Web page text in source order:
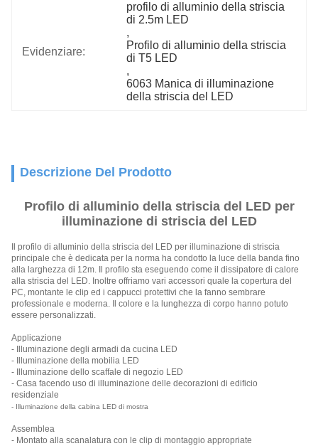
Evidenziare:
profilo di alluminio della striscia
di 2.5m LED
,
Profilo di alluminio della striscia
di T5 LED
,
6063 Manica di illuminazione
della striscia del LED
Descrizione Del Prodotto
Profilo di alluminio della striscia del LED per
illuminazione di striscia del LED
Il profilo di alluminio della striscia del LED per illuminazione di striscia
principale che è dedicata per la norma ha condotto la luce della banda fino
alla larghezza di 12m. Il profilo sta eseguendo come il dissipatore di calore
alla striscia del LED. Inoltre offriamo vari accessori quale la copertura del
PC, montante le clip ed i cappucci protettivi che la fanno sembrare
professionale e moderna. Il colore e la lunghezza di corpo hanno potuto
essere personalizzati.
Applicazione
- Illuminazione degli armadi da cucina LED
- Illuminazione della mobilia LED
- Illuminazione dello scaffale di negozio LED
- Casa facendo uso di illuminazione delle decorazioni di edificio
residenziale
- Illuminazione della cabina LED di mostra
Assemblea
- Montato alla scanalatura con le clip di montaggio appropriate